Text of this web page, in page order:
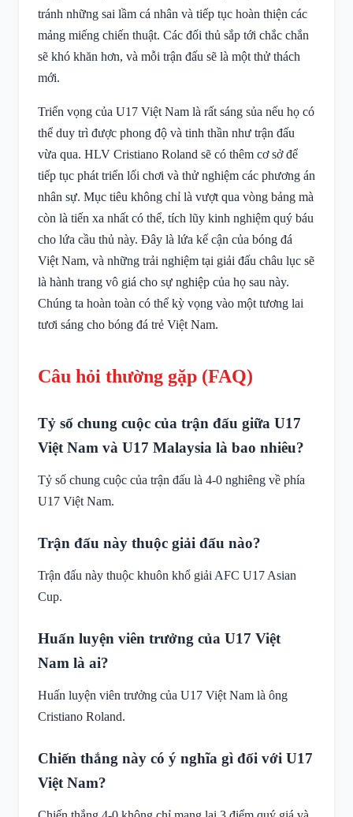
tránh những sai lầm cá nhân và tiếp tục hoàn thiện các
mảng miếng chiến thuật. Các đối thủ sắp tới chắc chắn
sẽ khó khăn hơn, và mỗi trận đấu sẽ là một thử thách
mới.
Triển vọng của U17 Việt Nam là rất sáng sủa nếu họ có
thể duy trì được phong độ và tinh thần như trận đấu
vừa qua. HLV Cristiano Roland sẽ có thêm cơ sở để
tiếp tục phát triển lối chơi và thử nghiệm các phương án
nhân sự. Mục tiêu không chỉ là vượt qua vòng bảng mà
còn là tiến xa nhất có thể, tích lũy kinh nghiệm quý báu
cho lứa cầu thủ này. Đây là lứa kế cận của bóng đá
Việt Nam, và những trải nghiệm tại giải đấu châu lục sẽ
là hành trang vô giá cho sự nghiệp của họ sau này.
Chúng ta hoàn toàn có thể kỳ vọng vào một tương lai
tươi sáng cho bóng đá trẻ Việt Nam.
Câu hỏi thường gặp (FAQ)
Tỷ số chung cuộc của trận đấu giữa U17
Việt Nam và U17 Malaysia là bao nhiêu?
Tỷ số chung cuộc của trận đấu là 4-0 nghiêng về phía
U17 Việt Nam.
Trận đấu này thuộc giải đấu nào?
Trận đấu này thuộc khuôn khổ giải AFC U17 Asian
Cup.
Huấn luyện viên trưởng của U17 Việt
Nam là ai?
Huấn luyện viên trưởng của U17 Việt Nam là ông
Cristiano Roland.
Chiến thắng này có ý nghĩa gì đối với U17
Việt Nam?